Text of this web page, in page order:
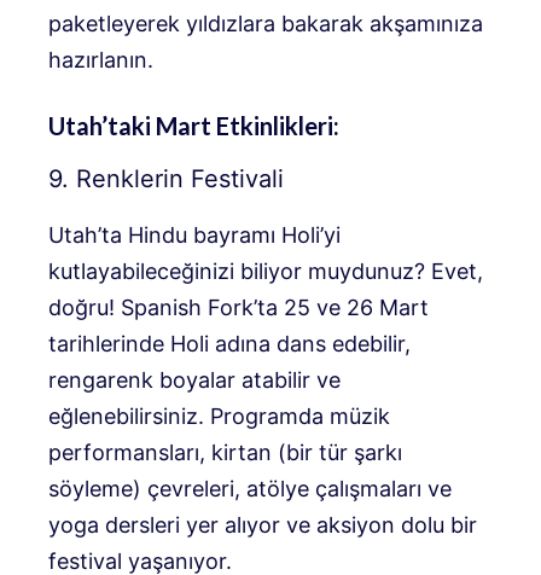
paketleyerek yıldızlara bakarak akşamınıza
hazırlanın.
Utah’taki Mart Etkinlikleri:
9. Renklerin Festivali
Utah’ta Hindu bayramı Holi’yi
kutlayabileceğinizi biliyor muydunuz? Evet,
doğru! Spanish Fork’ta 25 ve 26 Mart
tarihlerinde Holi adına dans edebilir,
rengarenk boyalar atabilir ve
eğlenebilirsiniz. Programda müzik
performansları, kirtan (bir tür şarkı
söyleme) çevreleri, atölye çalışmaları ve
yoga dersleri yer alıyor ve aksiyon dolu bir
festival yaşanıyor.